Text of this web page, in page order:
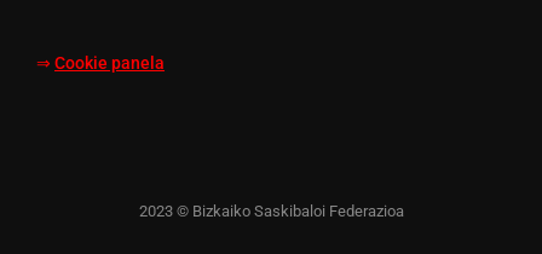
⇒ Cookie panela
2023 © Bizkaiko Saskibaloi Federazioa